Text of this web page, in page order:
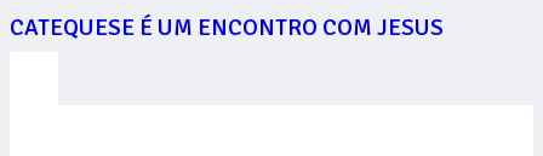
CATEQUESE É UM ENCONTRO COM JESUS